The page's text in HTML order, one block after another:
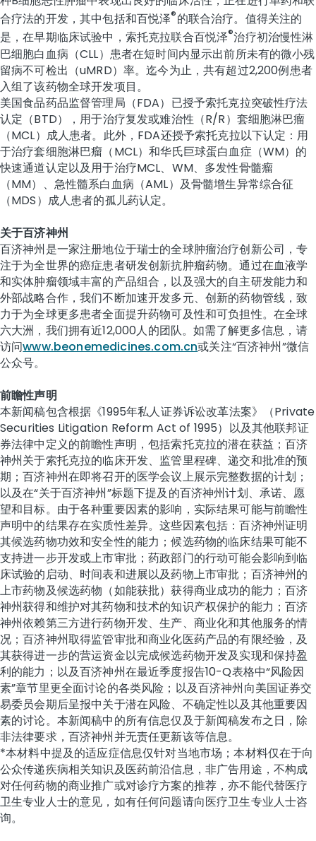
合疗法的开发，其中包括和百悦泽®的联合治疗。值得关注的
是，在早期临床试验中，索托克拉联合百悦泽®治疗初治慢性淋
巴细胞白血病（CLL）患者在短时间内显示出前所未有的微小残
留病不可检出（uMRD）率。迄今为止，共有超过2,200例患者
入组了该药物全球开发项目。
美国食品药品监督管理局（FDA）已授予索托克拉突破性疗法
认定（BTD），用于治疗复发或难治性（R/R）套细胞淋巴瘤
（MCL）成人患者。此外，FDA还授予索托克拉以下认定：用
于治疗套细胞淋巴瘤（MCL）和华氏巨球蛋白血症（WM）的
快速通道认定以及用于治疗MCL、WM、多发性骨髓瘤
（MM）、急性髓系白血病（AML）及骨髓增生异常综合征
（MDS）成人患者的孤儿药认定。
关于百济神州
百济神州是一家注册地位于瑞士的全球肿瘤治疗创新公司，专
注于为全世界的癌症患者研发创新抗肿瘤药物。通过在血液学
和实体肿瘤领域丰富的产品组合，以及强大的自主研发能力和
外部战略合作，我们不断加速开发多元、创新的药物管线，致
力于为全球更多患者全面提升药物可及性和可负担性。在全球
六大洲，我们拥有近12,000人的团队。如需了解更多信息，请
访问www.beonemedicines.com.cn或关注“百济神州”微信
公众号。
前瞻性声明
本新闻稿包含根据《1995年私人证券诉讼改革法案》（Private
Securities Litigation Reform Act of 1995）以及其他联邦证
券法律中定义的前瞻性声明，包括索托克拉的潜在获益；百济
神州关于索托克拉的临床开发、监管里程碑、递交和批准的预
期；百济神州在即将召开的医学会议上展示完整数据的计划；
以及在“关于百济神州”标题下提及的百济神州计划、承诺、愿
望和目标。由于各种重要因素的影响，实际结果可能与前瞻性
声明中的结果存在实质性差异。这些因素包括：百济神州证明
其候选药物功效和安全性的能力；候选药物的临床结果可能不
支持进一步开发或上市审批；药政部门的行动可能会影响到临
床试验的启动、时间表和进展以及药物上市审批；百济神州的
上市药物及候选药物（如能获批）获得商业成功的能力；百济
神州获得和维护对其药物和技术的知识产权保护的能力；百济
神州依赖第三方进行药物开发、生产、商业化和其他服务的情
况；百济神州取得监管审批和商业化医药产品的有限经验，及
其获得进一步的营运资金以完成候选药物开发及实现和保持盈
利的能力；以及百济神州在最近季度报告10-Q表格中“风险因
素”章节里更全面讨论的各类风险；以及百济神州向美国证券交
易委员会期后呈报中关于潜在风险、不确定性以及其他重要因
素的讨论。本新闻稿中的所有信息仅及于新闻稿发布之日，除
非法律要求，百济神州并无责任更新该等信息。
*本材料中提及的适应症信息仅针对当地市场；本材料仅在于向
公众传递疾病相关知识及医药前沿信息，非广告用途，不构成
对任何药物的商业推广或对诊疗方案的推荐，亦不能代替医疗
卫生专业人士的意见，如有任何问题请向医疗卫生专业人士咨
询。